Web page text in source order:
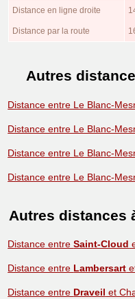
Distance en ligne droite
Distance par la route
Autres
Distance entre Le Blanc-
Distance entre Le Blanc-
Distance entre Le Blanc-
Distance entre Le Blanc-
Autres distances
Distance entreSaint-Cloud
Distance entre Lambersart
Distance entre Draveil et